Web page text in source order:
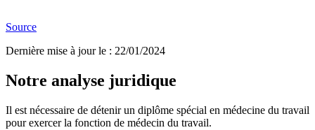
Source
Dernière mise à jour le : 22/01/2024
Notre analyse juridique
Il est nécessaire de détenir un diplôme spécial en médecine du travail
pour exercer la fonction de médecin du travail.